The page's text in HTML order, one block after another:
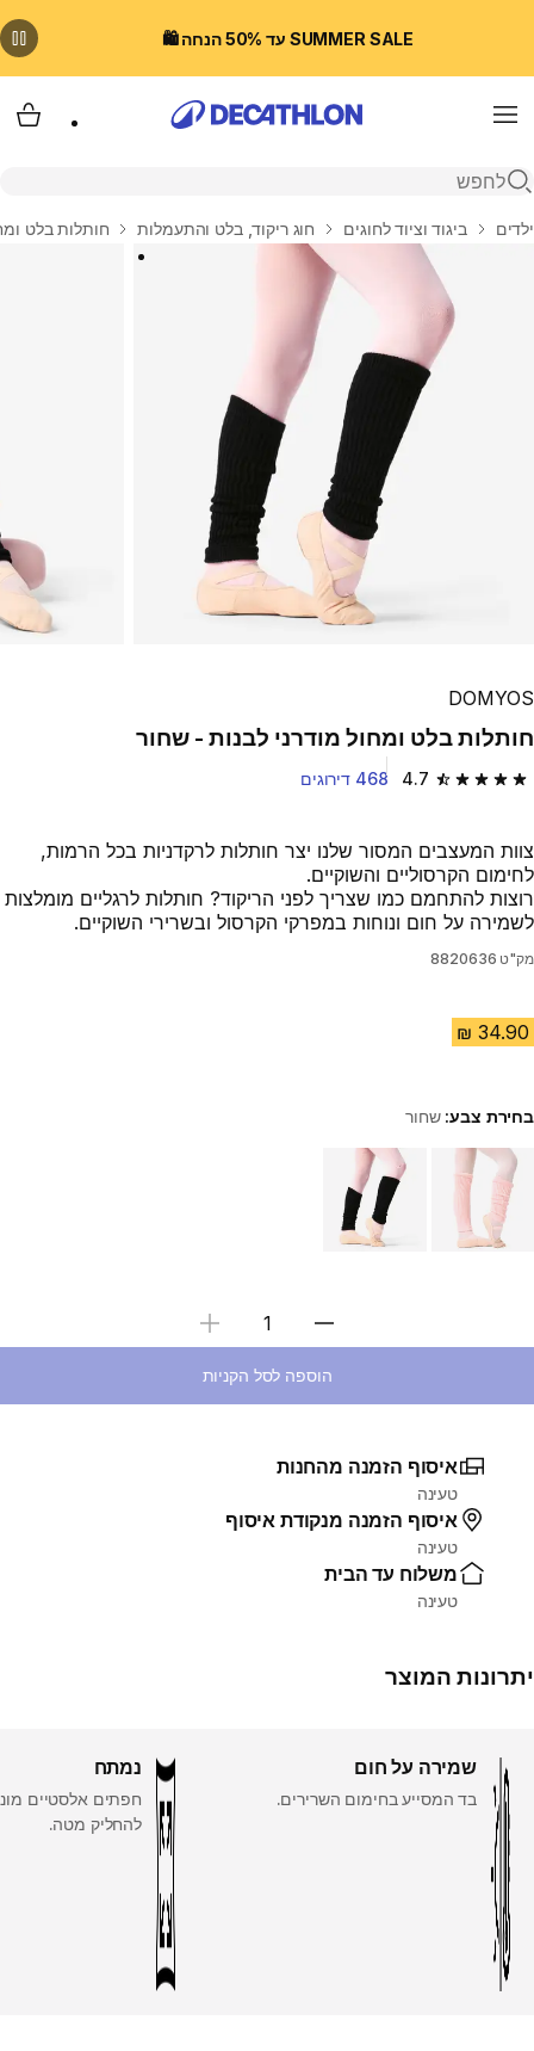
SUMMER SALE עד 50% הנחה 🛍️
Menu
פתיחת חיפוש
בית
ילדים ביגוד וציוד לחוגים חוג ריקוד, בלט והתעמלות חותלות בלט
Play Video
DOMYOS
חותלות בלט ומחול מודרני לבנות - שחור
4.7 4.7 out of 5 stars from 468 reviews 468 דירוגים
צוות המעצבים המסור שלנו יצר חותלות לרקדניות בכל הרמות,
לחימום הקרסוליים והשוקיים.
רוצות להתחמם כמו שצריך לפני הריקוד? חותלות לרגליים מומלצות
לשמירה על חום ונוחות במפרקי הקרסול ובשרירי השוקיים.
מק"ט 8820636
בחירת צבע:שחור
Choose a variant
בחירת כמות
הוספה לסל הקניות
איסוף הזמנה מהחנות
טעינה
איסוף הזמנה מנקודת איסוף
טעינה
משלוח עד הבית
טעינה
יתרונות המוצר
שמירה על חום
בד המסייע בחימום השרירים.
נמתח
חפתים אלסטיים
להחליק מטה.